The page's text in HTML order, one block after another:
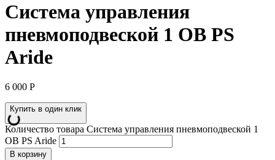
Система управления
пневмоподвеской 1 OB PS
Aride
6 000 Р
Купить в один клик
Количество товара Система управления пневмоподвеской 1
OB PS Aride
В корзину